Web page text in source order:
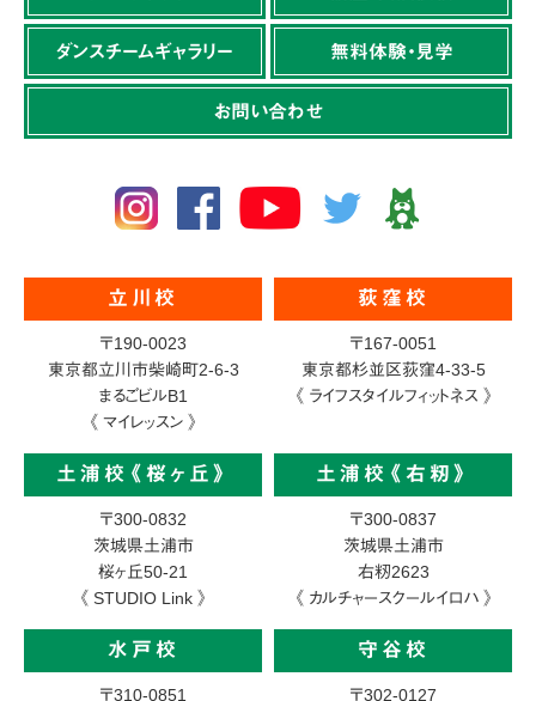
ダンスチームギャラリー 無料体験・見学
お問い合わせ
立川校
〒190-0023
東京都立川市柴崎町2-6-3
まるごビルB1
《 マイレッスン 》
荻窪校
〒167-0051
東京都杉並区荻窪4-33-5
《 ライフスタイルフィットネス 》
土浦校《桜ヶ丘》
〒300-0832
茨城県土浦市
桜ヶ丘50-21
《 STUDIO Link 》
土浦校《右籾》
〒300-0837
茨城県土浦市
右籾2623
《 カルチャースクールイロハ 》
水戸校
〒310-0851
守谷校
〒302-0127